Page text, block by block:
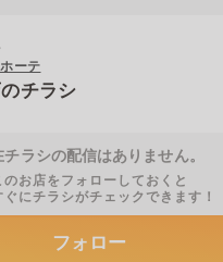
ーテ
チラシ
チラシの配信はありません。
のお店をフォローしておくと
ぐにチラシがチェックできます！
フォロー